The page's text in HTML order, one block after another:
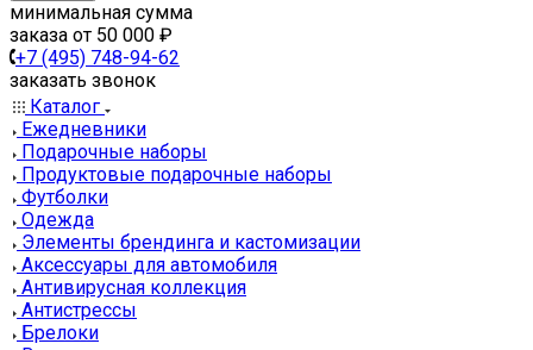
минимальная сумма
заказа от 50 000 ₽
+7 (495) 748-94-62
заказать звонок
Каталог
Ежедневники
Подарочные наборы
Продуктовые подарочные наборы
Футболки
Одежда
Элементы брендинга и кастомизации
Аксессуары для автомобиля
Антивирусная коллекция
Антистрессы
Брелоки